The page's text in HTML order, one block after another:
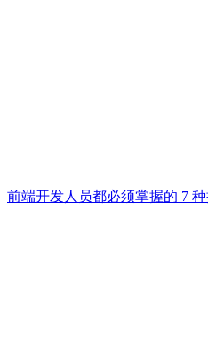
前端开发人员都必须掌握的 7